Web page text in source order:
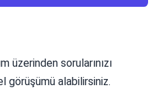
üzerinden sorularınızı
alabilirsiniz.